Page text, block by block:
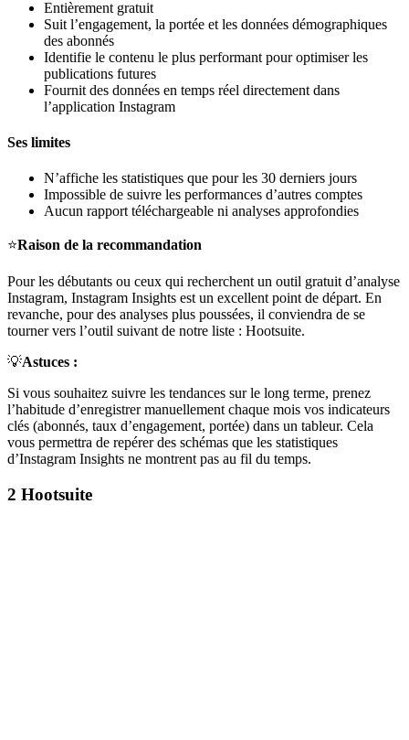
Entièrement gratuit
Suit l’engagement, la portée et les données démographiques
des abonnés
Identifie le contenu le plus performant pour optimiser les
publications futures
Fournit des données en temps réel directement dans
l’application Instagram
Ses limites
N’affiche les statistiques que pour les 30 derniers jours
Impossible de suivre les performances d’autres comptes
Aucun rapport téléchargeable ni analyses approfondies
⭐Raison de la recommandation
Pour les débutants ou ceux qui recherchent un outil gratuit d’analyse
Instagram, Instagram Insights est un excellent point de départ. En
revanche, pour des analyses plus poussées, il conviendra de se
tourner vers l’outil suivant de notre liste : Hootsuite.
💡Astuces :
Si vous souhaitez suivre les tendances sur le long terme, prenez
l’habitude d’enregistrer manuellement chaque mois vos indicateurs
clés (abonnés, taux d’engagement, portée) dans un tableur. Cela
vous permettra de repérer des schémas que les statistiques
d’Instagram Insights ne montrent pas au fil du temps.
2 Hootsuite